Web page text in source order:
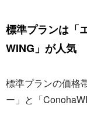
標準プランは「
WING」が人気
標準プランの価格
ー」と「